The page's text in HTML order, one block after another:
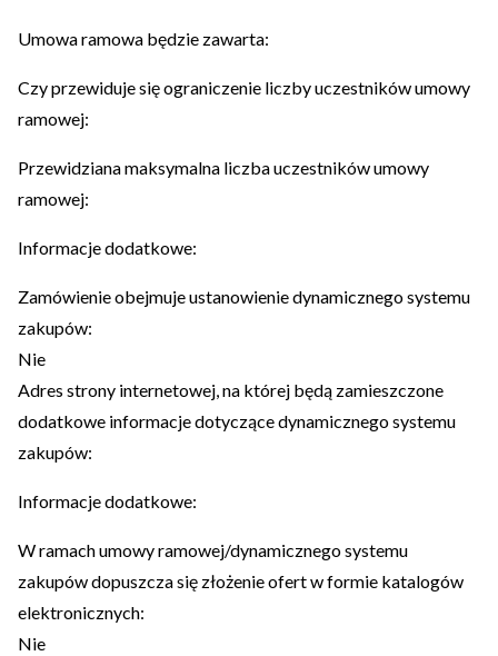
Umowa ramowa będzie zawarta:
Czy przewiduje się ograniczenie liczby uczestników umowy
ramowej:
Przewidziana maksymalna liczba uczestników umowy
ramowej:
Informacje dodatkowe:
Zamówienie obejmuje ustanowienie dynamicznego systemu
zakupów:
Nie
Adres strony internetowej, na której będą zamieszczone
dodatkowe informacje dotyczące dynamicznego systemu
zakupów:
Informacje dodatkowe:
W ramach umowy ramowej/dynamicznego systemu
zakupów dopuszcza się złożenie ofert w formie katalogów
elektronicznych:
Nie